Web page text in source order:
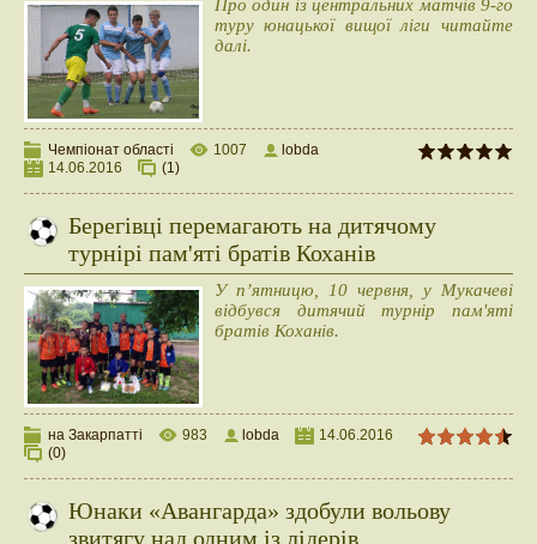
Про один із центральних матчів 9-го
туру юнацької вищої ліги читайте
далі.
Чемпіонат області 1007
lobda
14.06.2016
(1)
Берегівці перемагають на дитячому
турнірі пам'яті братів Коханів
​У п’ятницю, 10 червня, у Мукачеві
відбувся дитячий турнір пам'яті
братів Коханів.
на Закарпатті 983 lobda
14.06.2016
(0)
Юнаки «Авангарда» здобули вольову
звитягу над одним із лідерів